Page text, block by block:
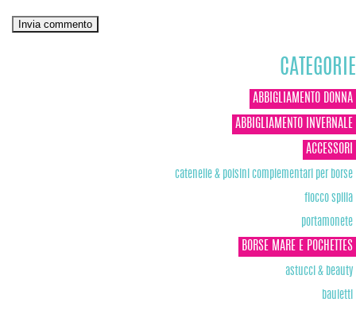
CATEGORIE
ABBIGLIAMENTO DONNA
ABBIGLIAMENTO INVERNALE
ACCESSORI
catenelle & polsini complementari per borse
fiocco spilla
portamonete
BORSE MARE E POCHETTES
astucci & beauty
bauletti